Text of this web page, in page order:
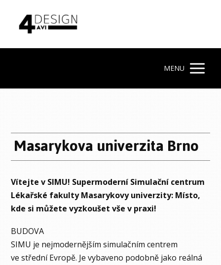
MENU
Masarykova univerzita Brno
Vítejte v SIMU! Supermoderní Simulační centrum
Lékařské fakulty Masarykovy univerzity: Místo,
kde si můžete vyzkoušet vše v praxi!
BUDOVA
SIMU je nejmodernějším simulačním centrem
ve střední Evropě. Je vybaveno podobně jako reálná